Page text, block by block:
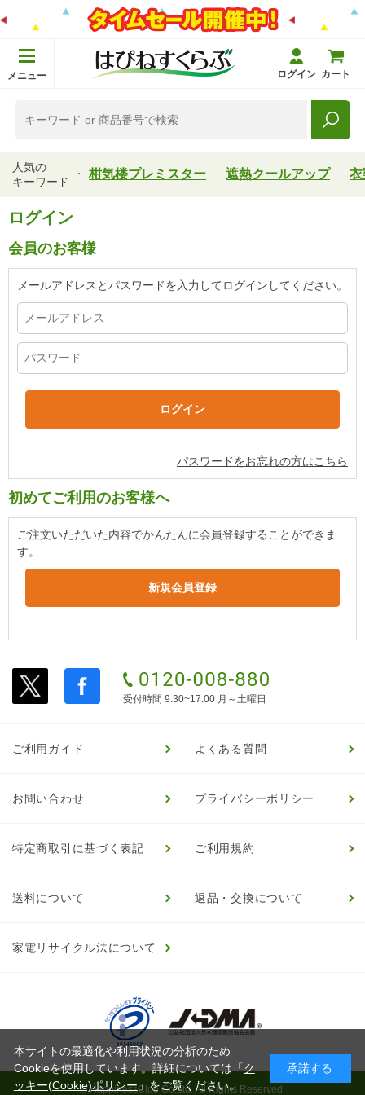
メニュー ログイン カート
人気の
キーワード
柑気楼プレミスター 遮熱クールアップ 衣
ログイン
会員のお客様
メールアドレスとパスワードを入力してログインしてください。
パスワードをお忘れの方はこちら
初めてご利用のお客様へ
ご注文いただいた内容でかんたんに会員登録することができま
す。
受付時間 9:30~17:00 月～土曜日
ご利用ガイド よくある質問
お問い合わせ プライバシーポリシー
特定商取引に基づく表記 ご利用規約
送料について 返品・交換について
家電リサイクル法について
© HappinessClub Co.Ltd. All Rights Reserved.
本サイトの最適化や利用状況の分析のため
Cookieを使用しています。詳細については「ク
ッキー(Cookie)ポリシー」をご覧ください。
承諾する